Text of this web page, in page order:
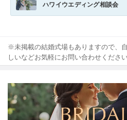
ハワイウエディング相談会
※未掲載の結婚式場もありますので、
しいなどお気軽にお問い合わせくださ